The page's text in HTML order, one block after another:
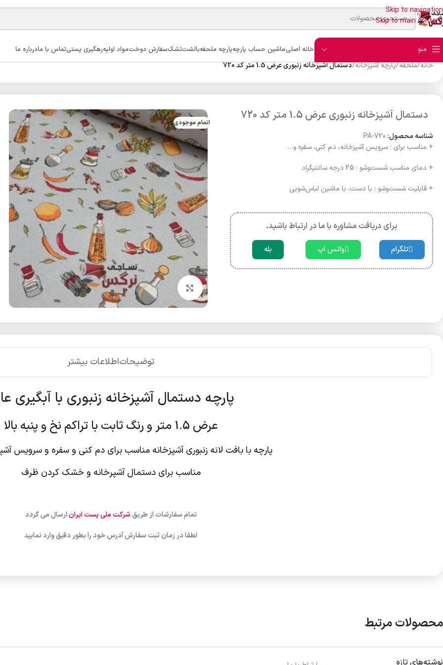
Skip to navigation
Skip to main content
منو خانه اصلیماشین حساب پارچهپارچه ملحفهبالشتتشکسفارش دوختمواد اولیهرهگیری پستیتماس با مادرباره ما
خانه/ملحفه/پارچه آشپزخانه/دستمال آشپزخانه زنبوری عرض 1.5 متر کد 720
دستمال آشپزخانه زنبوری عرض 1.5 متر کد 720
شناسه محصول: PA-720
+ مناسب برای : سرویس آشپزخانه، دم کنی، سفره و…
+ دمای مناسب شست‌وشو : 25 درجه سانتیگراد
+ قابلیت شست‌وشو : با دست، با ماشین لباس‌شویی
برای دریافت مشاوره با ما در ارتباط باشید.
تلگرام واتس اپ بله
اتمام موجودی
بزرگنمایی تصویر
توضیحاتاطلاعات بیشتر
پارچه دستمال آشپزخانه زنبوری با آبگیری
عرض 1.5 متر و رنگ ثابت با تراکم نخ و پنبه بالا
پارچه با بافت لانه زنبوری آشپزخانه مناسب برای دم کنی و سفره و سرویس
مناسب برای دستمال آشپرخانه و خشک کردن ظرف
تمام سفارشات از طریقشرکت ملی پست ایرانارسال می گردد
لطفا در زمان ثبت سفارش آدرس خود را بطور دقیق وارد نمایید
محصولات مرتبط
نوشته‌های تازه